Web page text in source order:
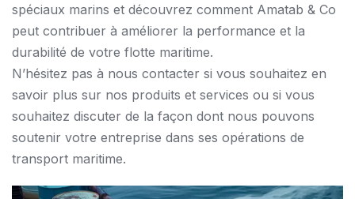
spéciaux marins et découvrez comment Amatab & Co
peut contribuer à améliorer la performance et la
durabilité de votre flotte maritime.
N’hésitez pas à nous contacter si vous souhaitez en
savoir plus sur nos produits et services ou si vous
souhaitez discuter de la façon dont nous pouvons
soutenir votre entreprise dans ses opérations de
transport maritime.